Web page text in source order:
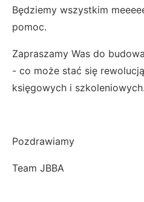
Będziemy wszystkim
pomoc.
Zapraszamy Was do
- co może stać się
księgowych i szkoleniowych.
Pozdrawiamy
Team JBBA